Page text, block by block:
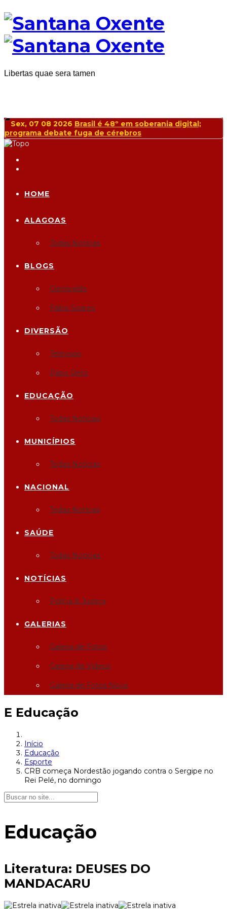
Libertas quae sera tamen
Sex, 07 08 2026 Brasil é 48º em soberania digital;
programa debate fuga de cérebros
HOME
ALAGOAS
Todas Notícias
BLOGS
Clerisvaldo
Fábio Soares
DIVERSÃO
Televisao
Papo Reto
EDUCAÇÃO
Todas Notícias
MUNICÍPIOS
Todas Notícias
NACIONAL
Todas Notícias
SAÚDE
Todas Notícias
NOTÍCIAS
Polícia & Justiça
GALERIAS
Galeria de Fotos
Galeria de Vídeos
Galeria de Fotos Nova
E Educação
Início
Educação
Esporte
CRB começa Nordestão jogando contra o Sergipe no
Rei Pelé, no domingo
Educação
Literatura: DEUSES DO
MANDACARU